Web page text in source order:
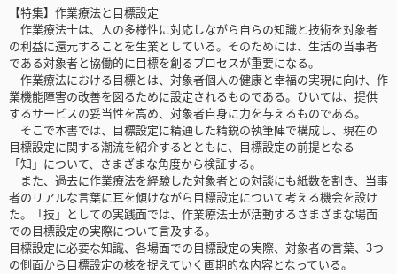
【特集】作業療法と目標設定
作業療法士は、人の多様性に対応しながら自らの知識と技術を対象者
の利益に還元することを生業としている。そのためには、生活の当事者
である対象者と協働的に目標を創るプロセスが重要になる。
作業療法における目標とは、対象者個人の健康と幸福の実現に向け、作
業機能障害の改善を図るために設定されるものである。ひいては、提供
するサービスの妥当性を高め、対象者自身に力を与えるものである。
そこで本書では、目標設定に精通した精鋭の執筆陣で構成し、現在の
目標設定に関する潮流を紹介するとともに、目標設定の前提となる
「知」について、さまざまな角度から検証する。
また、過去に作業療法を経験した対象者との対談にも紙数を割き、当事
者のリアルな言葉に耳を傾けながら目標設定について考える機会を設け
た。「技」としての実践面では、作業療法士が活動するさまざまな場面
での目標設定の実際について言及する。
目標設定に必要な知識、各場面での目標設定の実際、対象者の言葉、3つ
の側面から目標設定の核を捉えていく画期的な内容となっている。